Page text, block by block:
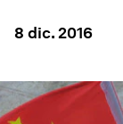
8 dic. 2016